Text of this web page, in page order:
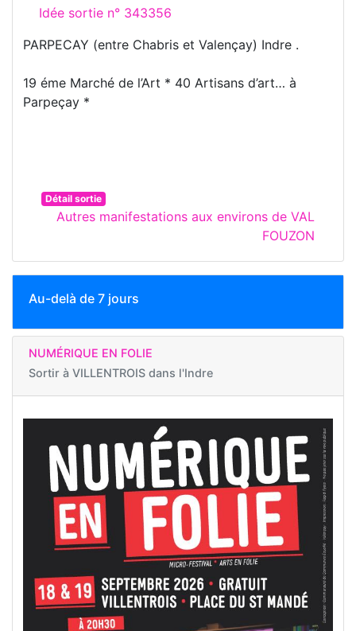
Idée sortie n° 343356
PARPECAY (entre Chabris et Valençay) Indre .
19 éme Marché de l’Art * 40 Artisans d’art… à
Parpeçay *
Détail sortie
Autres manifestations aux environs de VAL
FOUZON
Au-delà de 7 jours
NUMÉRIQUE EN FOLIE
Sortir à VILLENTROIS dans l'Indre